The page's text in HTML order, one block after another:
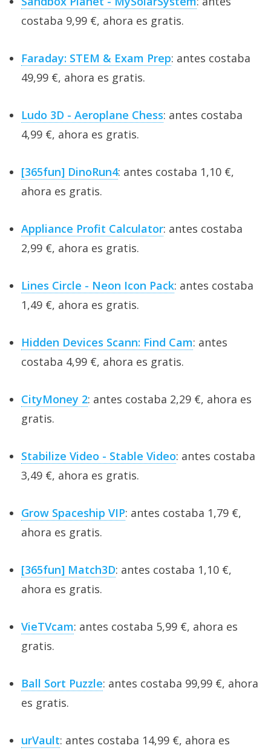
costaba 9,99 €, ahora es gratis.
Faraday: STEM & Exam Prep: antes costaba
49,99 €, ahora es gratis.
Ludo 3D - Aeroplane Chess: antes costaba
4,99 €, ahora es gratis.
[365fun] DinoRun4: antes costaba 1,10 €,
ahora es gratis.
Appliance Profit Calculator: antes costaba
2,99 €, ahora es gratis.
Lines Circle - Neon Icon Pack: antes costaba
1,49 €, ahora es gratis.
Hidden Devices Scann: Find Cam: antes
costaba 4,99 €, ahora es gratis.
CityMoney 2: antes costaba 2,29 €, ahora es
gratis.
Stabilize Video - Stable Video: antes costaba
3,49 €, ahora es gratis.
Grow Spaceship VIP: antes costaba 1,79 €,
ahora es gratis.
[365fun] Match3D: antes costaba 1,10 €,
ahora es gratis.
VieTVcam: antes costaba 5,99 €, ahora es
gratis.
Ball Sort Puzzle: antes costaba 99,99 €, ahora
es gratis.
urVault: antes costaba 14,99 €, ahora es